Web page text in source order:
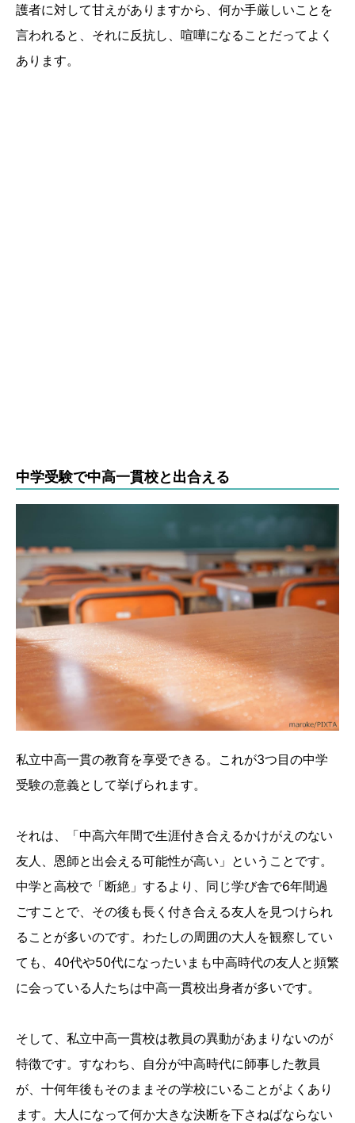
護者に対して甘えがありますから、何か手厳しいことを
言われると、それに反抗し、喧嘩になることだってよく
あります。
中学受験で中高一貫校と出合える
私立中高一貫の教育を享受できる。これが3つ目の中学
受験の意義として挙げられます。
それは、「中高六年間で生涯付き合えるかけがえのない
友人、恩師と出会える可能性が高い」ということです。
中学と高校で「断絶」するより、同じ学び舎で6年間過
ごすことで、その後も長く付き合える友人を見つけられ
ることが多いのです。わたしの周囲の大人を観察してい
ても、40代や50代になったいまも中高時代の友人と頻繁
に会っている人たちは中高一貫校出身者が多いです。
そして、私立中高一貫校は教員の異動があまりないのが
特徴です。すなわち、自分が中高時代に師事した教員
が、十何年後もそのままその学校にいることがよくあり
ます。大人になって何か大きな決断を下さねばならない